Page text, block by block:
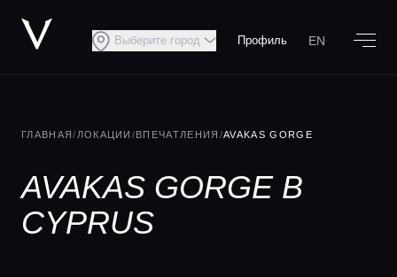
Выберите город Профиль EN
ГЛАВНАЯ/ ЛОКАЦИИ /ВПЕЧАТЛЕНИЯ /AVAKAS GORGE
AVAKAS GORGE В
CYPRUS